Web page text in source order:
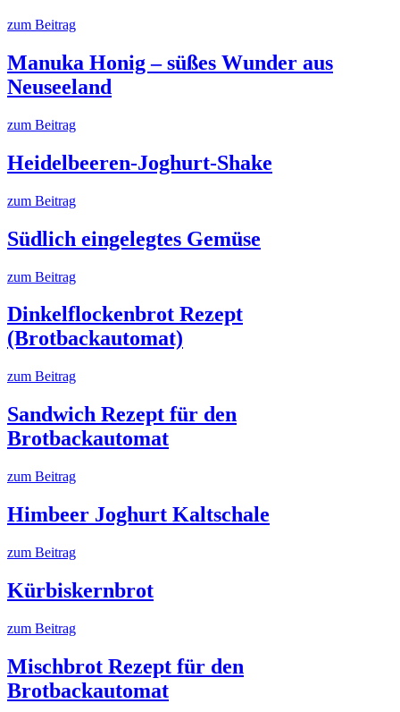
zum Beitrag
Manuka Honig – süßes Wunder aus
Neuseeland
zum Beitrag
Heidelbeeren-Joghurt-Shake
zum Beitrag
Südlich eingelegtes Gemüse
zum Beitrag
Dinkelflockenbrot Rezept
(Brotbackautomat)
zum Beitrag
Sandwich Rezept für den
Brotbackautomat
zum Beitrag
Himbeer Joghurt Kaltschale
zum Beitrag
Kürbiskernbrot
zum Beitrag
Mischbrot Rezept für den
Brotbackautomat